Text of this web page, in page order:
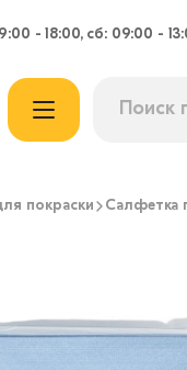
- 18:00, сб: 09:00 -
покраски Салфетка